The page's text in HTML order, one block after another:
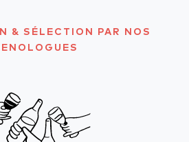
& SÉLECTION PAR NOS